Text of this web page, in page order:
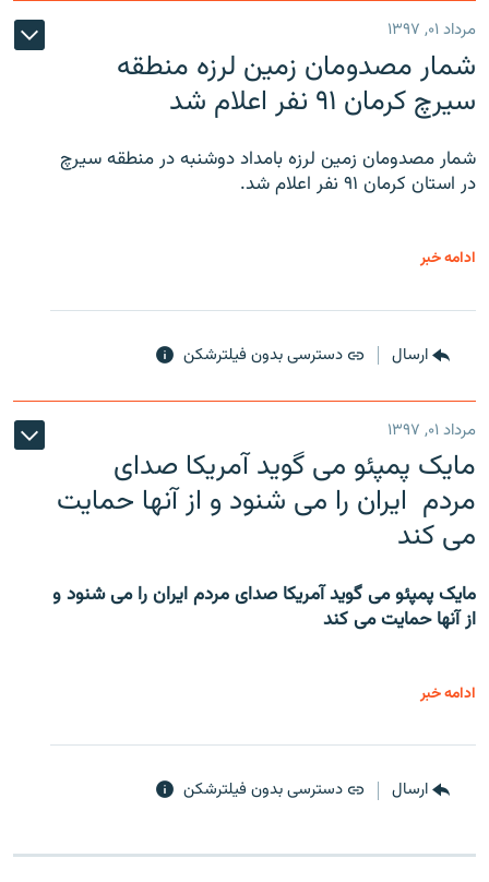
مرداد ۰۱, ۱۳۹۷
شمار مصدومان زمین لرزه منطقه
سیرچ کرمان ۹۱ نفر اعلام شد
شمار مصدومان زمین لرزه بامداد دوشنبه در منطقه سیرچ
در استان کرمان ۹۱ نفر اعلام شد.
ادامه خبر
ارسال دسترسی بدون فیلترشکن
مرداد ۰۱, ۱۳۹۷
مایک پمپئو می گوید آمریکا صدای
مردم ایران را می شنود و از آنها حمایت
می کند
مایک پمپئو می گوید آمریکا صدای مردم ایران را می شنود و
از آنها حمایت می کند
ادامه خبر
ارسال دسترسی بدون فیلترشکن